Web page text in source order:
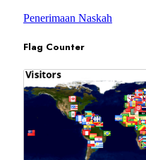
Penerimaan Naskah
Flag Counter